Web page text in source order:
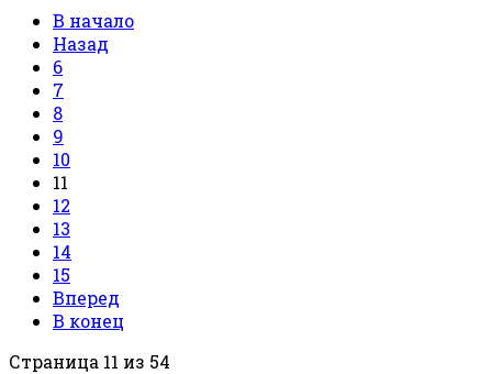
В начало
Назад
6
7
8
9
10
11
12
13
14
15
Вперед
В конец
Страница 11 из 54